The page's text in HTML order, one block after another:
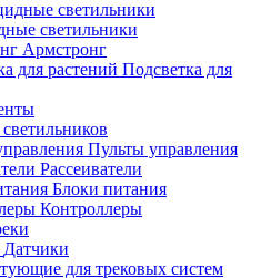
светильники
Армстронг
Подсветка для
Пульты управления
Рассеиватели
Блоки питания
Контроллеры
Датчики